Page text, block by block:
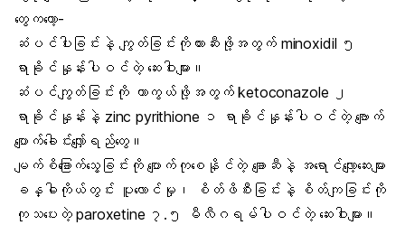
တွေကတော့-
ဆံပင်ပါးခြင်းနဲ့ ကျွတ်ခြင်းကိုတားဆီးဖို့အတွက် minoxidil ၅
ရာခိုင်နှုန်းပါဝင်တဲ့ ဆေးဝါးများ။
ဆံပင်ကျွတ်ခြင်းကို ကာကွယ်ဖို့အတွက် ketoconazole ၂
ရာခိုင်နှုန်းနဲ့ zinc pyrithione ၁ ရာခိုင်နှုန်းပါဝင်တဲ့ ဗျောက်
ပျောက်ခေါင်းလျှော်ရည်တွေ။
မျက်စိခြောက်သွေ့ခြင်းကို ပျောက်ကုစေနိုင်တဲ့ ချောဆီနဲ့ အရောင်လျော့ဆေးများ
ခန္ဓါကိုယ်တွင်း ပူလောင်မှု၊ စိတ်ဖိစီးခြင်းနဲ့ စိတ်ကျခြင်းကို
ကုသပေးတဲ့ paroxetine ၇.၅ မီလီဂရမ်ပါဝင်တဲ့ ဆေးဝါးများ။